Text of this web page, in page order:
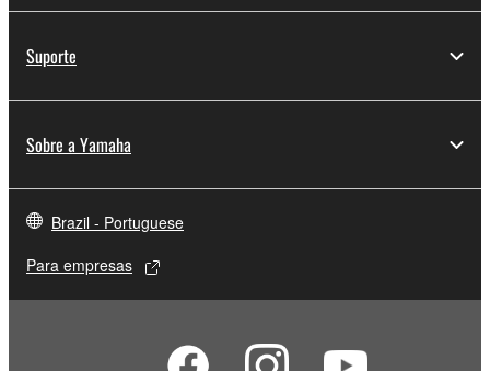
Suporte
Sobre a Yamaha
Brazil - Portuguese
Para empresas